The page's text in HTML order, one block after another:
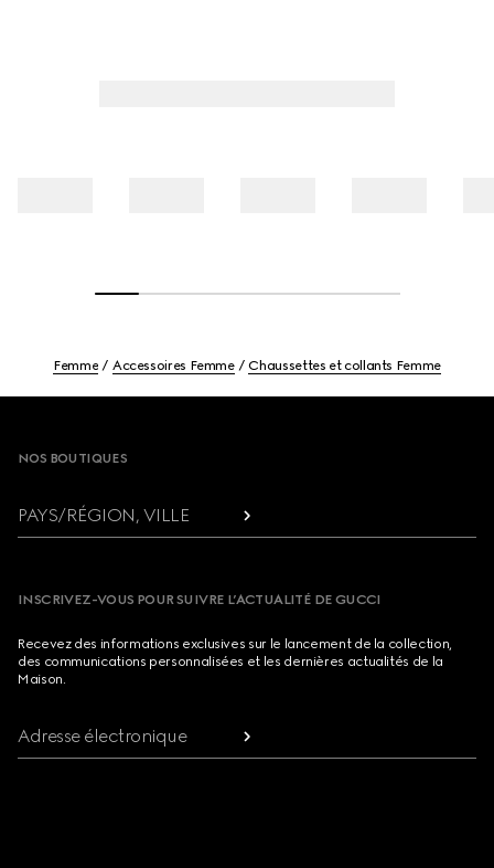
Femme Accessoires Femme Chaussettes et collants Femme
NOS BOUTIQUES
PAYS/RÉGION, VILLE
INSCRIVEZ-VOUS POUR SUIVRE L’ACTUALITÉ DE GUCCI
Recevez des informations exclusives sur le lancement de la collection,
des communications personnalisées et les dernières actualités de la
Maison.
Adresse électronique